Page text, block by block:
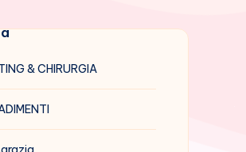
& CHIRURGIA